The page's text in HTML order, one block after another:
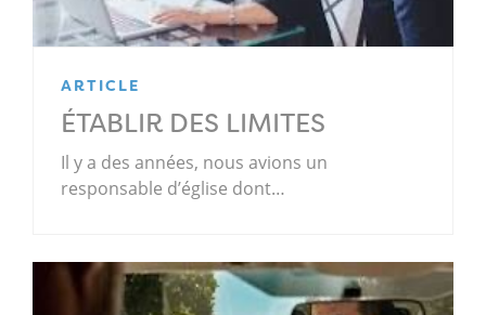
ARTICLE
ÉTABLIR DES LIMITES
Il y a des années, nous avions un
responsable d’église dont…